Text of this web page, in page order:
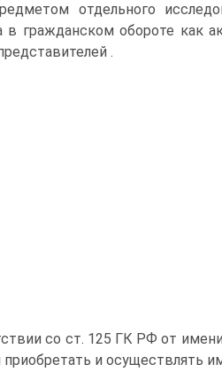
отдельного
в гражданском обороте как
.
со ст. 125 ГК РФ от
и осуществлять